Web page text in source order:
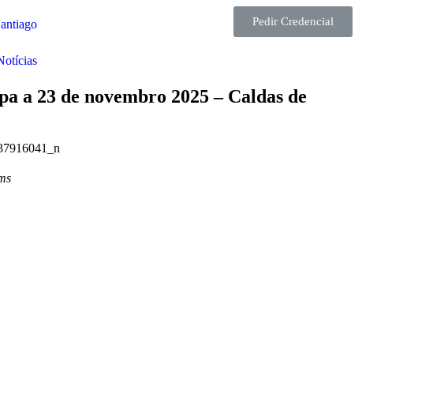
Pedir Credencial
a 23 de novembro 2025 – Caldas de